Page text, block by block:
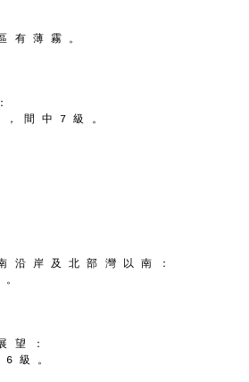
有 薄 霧 。
間 中 7 級 。
沿 岸 及 北 部 灣 以 南 ：
望 ：
級 。